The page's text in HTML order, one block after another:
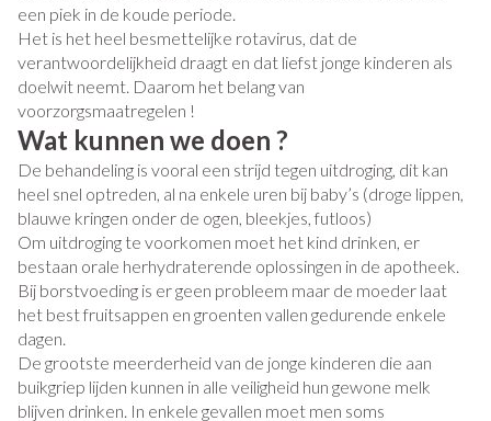
een piek in de koude periode.
Het is het heel besmettelijke rotavirus, dat de
verantwoordelijkheid draagt en dat liefst jonge kinderen als
doelwit neemt. Daarom het belang van
voorzorgsmaatregelen !
Wat kunnen we doen ?
De behandeling is vooral een strijd tegen uitdroging, dit kan
heel snel optreden, al na enkele uren bij baby’s (droge lippen,
blauwe kringen onder de ogen, bleekjes, futloos)
Om uitdroging te voorkomen moet het kind drinken, er
bestaan orale herhydraterende oplossingen in de apotheek.
Bij borstvoeding is er geen probleem maar de moeder laat
het best fruitsappen en groenten vallen gedurende enkele
dagen.
De grootste meerderheid van de jonge kinderen die aan
buikgriep lijden kunnen in alle veiligheid hun gewone melk
blijven drinken. In enkele gevallen moet men soms